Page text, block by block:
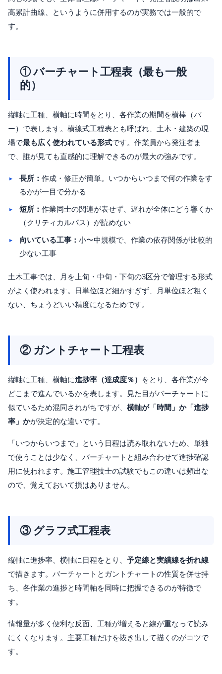
高累計曲線、というように併用するのが実務では一般的で
す。
① バーチャート工程表（最も一般
的）
縦軸に工種、横軸に時間をとり、各作業の期間を横棒（バ
ー）で表します。横線式工程表とも呼ばれ、土木・建築の現
場で最も広く使われている形式です。作業員から発注者ま
で、誰が見ても直感的に理解できるのが最大の強みです。
長所： 作成・修正が簡単。いつからいつまで何の作業をす
るかが一目で分かる
短所： 作業同士の関連が表せず、遅れが全体にどう響くか
（クリティカルパス）が読めない
向いている工事： 小〜中規模で、作業の依存関係が比較的
少ない工事
土木工事では、月を上旬・中旬・下旬の3区分で管理する形式
がよく使われます。日単位ほど細かすぎず、月単位ほど粗く
ない、ちょうどいい精度になるためです。
② ガントチャート工程表
縦軸に工種、横軸に進捗率（達成度％）
をとり、各作業が今
どこまで進んでいるかを表します。見た目がバーチャートに
似ているため混同されがちですが、 横軸が「時間」か「進捗
率」かが決定的な違いです。
「いつからいつまで」という日程は読み取れないため、単独
で使うことは少なく、バーチャートと組み合わせて進捗確認
用に使われます。施工管理技士の試験でもこの違いは頻出な
ので、覚えておいて損はありません。
③ グラフ式工程表
縦軸に進捗率、横軸に日程をとり、 予定線と実績線を折れ線
で描きます。バーチャートとガントチャートの性質を併せ持
ち、各作業の進捗と時間軸を同時に把握できるのが特徴で
す。
情報量が多く便利な反面、工種が増えると線が重なって読み
にくくなります。主要工種だけを抜き出して描くのがコツで
す。